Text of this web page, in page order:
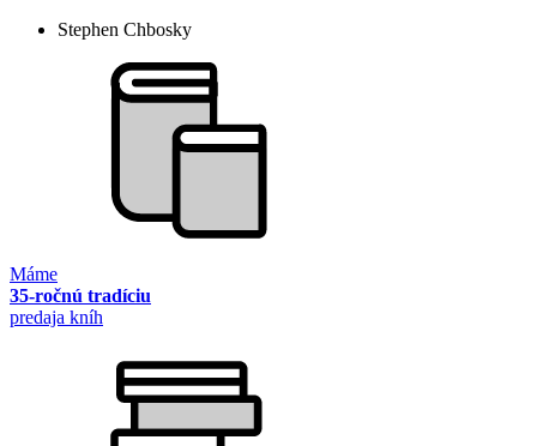
Stephen Chbosky
Máme
35-ročnú tradíciu
predaja kníh